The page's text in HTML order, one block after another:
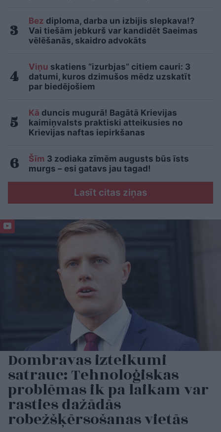
Bez diploma, darba un izbijis slepkava!?
Vai tiešām jebkurš var kandidēt Saeimas
vēlēšanās, skaidro advokāts
Viņu skatiens “izurbjas” citiem cauri: 3
datumi, kuros dzimušos mēdz uzskatīt
par biedējošiem
Kā duncis mugurā! Bagātā Krievijas
kaimiņvalsts praktiski atteikusies no
Krievijas naftas iepirkšanas
Šīm 3 zodiaka zīmēm augusts būs īsts
murgs – esi gatavs jau tagad!
Lasīt citas ziņas
Dombravas izteikumi
satrauc: Tehnoloģiskas
problēmas ik pa laikam var
rasties dažādās
robežšķērsošanas vietās